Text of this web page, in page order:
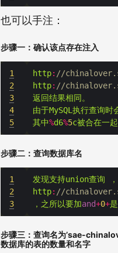
也可以手注：
步骤一：确认该点存在注入
1
2
3
4
5
http: //chinalover.
http: //chinalover.
返回结果相同。
由于MySQL执行查询时
其中%d6%5c被合在一
步骤二：查询数据库名
1
2
3
发现支持union查询
，
http: //chinalover.
，之所以要加and+0+
步骤三：查询名为’sae-
数据库的表的数量和名字